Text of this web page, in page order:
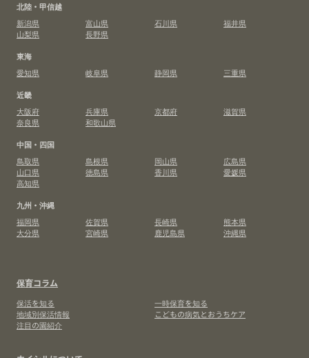
北陸・甲信越
新潟県
富山県 石川県
福井県
山梨県
長野県
東海
愛知県
岐阜県 静岡県
三重県
近畿
大阪府
兵庫県 京都府
滋賀県
奈良県
和歌山県
中国・四国
鳥取県
島根県 岡山県
広島県
山口県
徳島県 香川県
愛媛県
高知県
九州・沖縄
福岡県
佐賀県 長崎県
熊本県
大分県
宮崎県 鹿児島県 沖縄県
保育コラム
保活を知る
一時保育を知る
地域別保活情報
こどもの病気とおうちケア
注目の園紹介